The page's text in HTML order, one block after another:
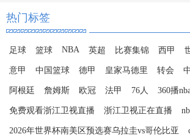
热门标签
足球 篮球 NBA 英超 比赛集锦 西甲
意甲 中国篮球 德甲 皇家马德里 转会
阿根廷 詹姆斯 欧冠 法甲 76人 360播
免费观看浙江卫视直播 浙江卫视正在直播
2026年世界杯南美区预选赛乌拉圭vs哥伦比亚